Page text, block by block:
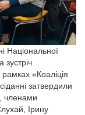
Національної
«Коаліція
затвердили
членами
Ірину